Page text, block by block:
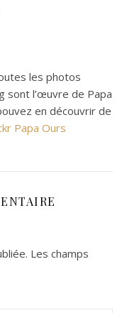
les photos
sont l’œuvre de Papa
en découvrir de
Papa Ours
Les champs